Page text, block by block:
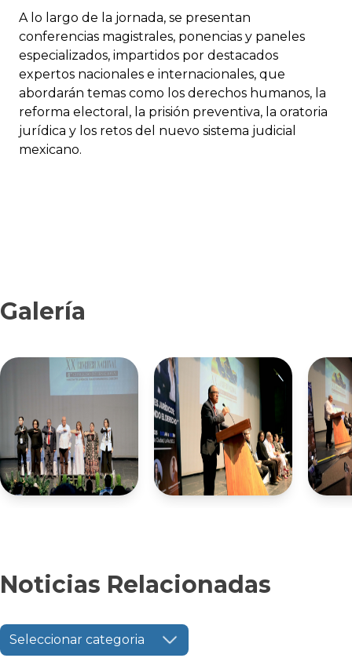
A lo largo de la jornada, se presentan
conferencias magistrales, ponencias y paneles
especializados, impartidos por destacados
expertos nacionales e internacionales, que
abordarán temas como los derechos humanos, la
reforma electoral, la prisión preventiva, la oratoria
jurídica y los retos del nuevo sistema judicial
mexicano.
Galería
Noticias Relacionadas
Seleccionar categoria